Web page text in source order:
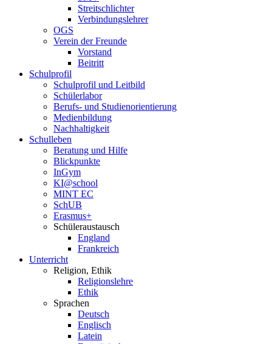
Streitschlichter
Verbindungslehrer
OGS
Verein der Freunde
Vorstand
Beitritt
Schulprofil
Schulprofil und Leitbild
Schülerlabor
Berufs- und Studienorientierung
Medien­bildung
Nachhaltigkeit
Schulleben
Beratung und Hilfe
Blickpunkte
InGym
KI@school
MINT EC
SchUB
Erasmus+
Schüler­austausch
England
Frankreich
Unterricht
Religion, Ethik
Religionslehre
Ethik
Sprachen
Deutsch
Englisch
Latein